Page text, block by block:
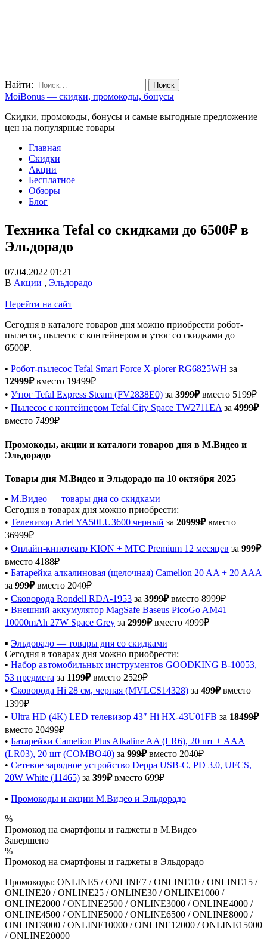
Найти:
MoiBonus — скидки, промокоды, бонусы
Скидки, промокоды, бонусы и самые выгодные предложение
цен на популярные товары
Главная
Скидки
Акции
Бесплатное
Обзоры
Блог
Техника Tefal со скидками до 6500₽ в
Эльдорадо
07.04.2022 01:21
В Акции , Эльдорадо
Перейти на сайт
Сегодня в каталоге товаров дня можно приобрести робот-
пылесос, пылесос с контейнером и утюг со скидками до
6500₽.
• Робот-пылесос Tefal Smart Force X-plorer RG6825WH за
12999₽вместо 19499₽
• Утюг Tefal Express Steam (FV2838E0) за 3999₽вместо 5199₽
• Пылесос с контейнером Tefal City Space TW2711EA за 4999₽
вместо 7499₽
Промокоды, акции и каталоги товаров дня в М.Видео и
Эльдорадо
Товары дня М.Видео и Эльдорадо на 10 октября 2025
▪️ М.Видео — товары дня со скидками
Сегодня в товарах дня можно приобрести:
• Телевизор Artel YA50LU3600 черный за 20999₽вместо
36999₽
• Онлайн-кинотеатр KION + МТС Premium 12 месяцев за 999₽
вместо 4188₽
• Батарейка алкалиновая (щелочная) Camelion 20 AA + 20 AAA
за 999₽вместо 2040₽
• Сковорода Rondell RDA-1953 за 3999₽вместо 8999₽
• Внешний аккумулятор MagSafe Baseus PicoGo AM41
10000mAh 27W Space Grey за 2999₽вместо 4999₽
▪️ Эльдорадо — товары дня со скидками
Сегодня в товарах дня можно приобрести:
• Набор автомобильных инструментов GOODKING B-10053,
53 предмета за 1199₽вместо 2529₽
• Сковорода Hi 28 см, черная (MVLCS14328) за 499₽вместо
1399₽
• Ultra HD (4K) LED телевизор 43″ Hi HX-43U01FB за 18499₽
вместо 20499₽
• Батарейки Camelion Plus Alkaline AA (LR6), 20 шт + AAA
(LR03), 20 шт (COMBO40) за 999₽вместо 2040₽
• Сетевое зарядное устройство Deppa USB-C, PD 3.0, UFCS,
20W White (11465) за 399₽вместо 699₽
▪️ Промокоды и акции М.Видео и Эльдорадо
%
Промокод на смартфоны и гаджеты в М.Видео
Завершено
%
Промокод на смартфоны и гаджеты в Эльдорадо
Промокоды: ONLINE5 / ONLINE7 / ONLINE10 / ONLINE15 /
ONLINE20 / ONLINE25 / ONLINE30 / ONLINE1000 /
ONLINE2000 / ONLINE2500 / ONLINE3000 / ONLINE4000 /
ONLINE4500 / ONLINE5000 / ONLINE6500 / ONLINE8000 /
ONLINE9000 / ONLINE10000 / ONLINE12000 / ONLINE15000
/ ONLINE20000